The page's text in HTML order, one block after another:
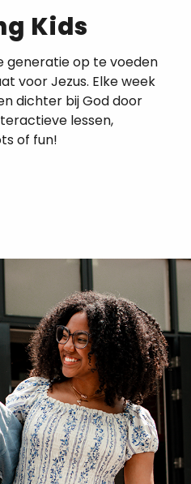
Kids
generatie op te voeden
voor Jezus. Elke week
dichter bij God door
lessen,
of fun!